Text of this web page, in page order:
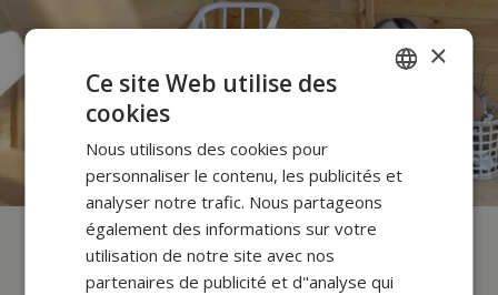
ITALIANO
×
Ce site Web utilise des
cookies
Nous utilisons des cookies pour
personnaliser le contenu, les publicités et
analyser notre trafic. Nous partageons
également des informations sur votre
utilisation de notre site avec nos
partenaires de publicité et d"analyse qui